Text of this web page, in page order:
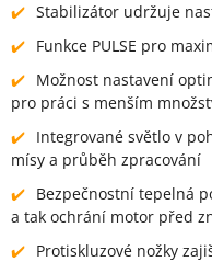
Stabilizátor udržuje
Funkce PULSE pro
Možnost nastavení
pro práci s menším
Integrované světlo v
mísy a průběh zpracování
Bezpečnostní tepelná
a tak ochrání motor před
Protiskluzové nožky